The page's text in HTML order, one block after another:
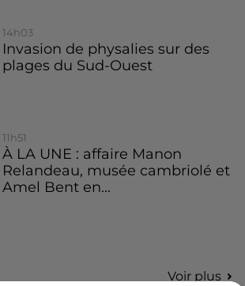
14h03
Invasion de physalies sur des
plages du Sud-Ouest
11h51
À LA UNE : affaire Manon
Relandeau, musée cambriolé et
Amel Bent en...
Voir plus